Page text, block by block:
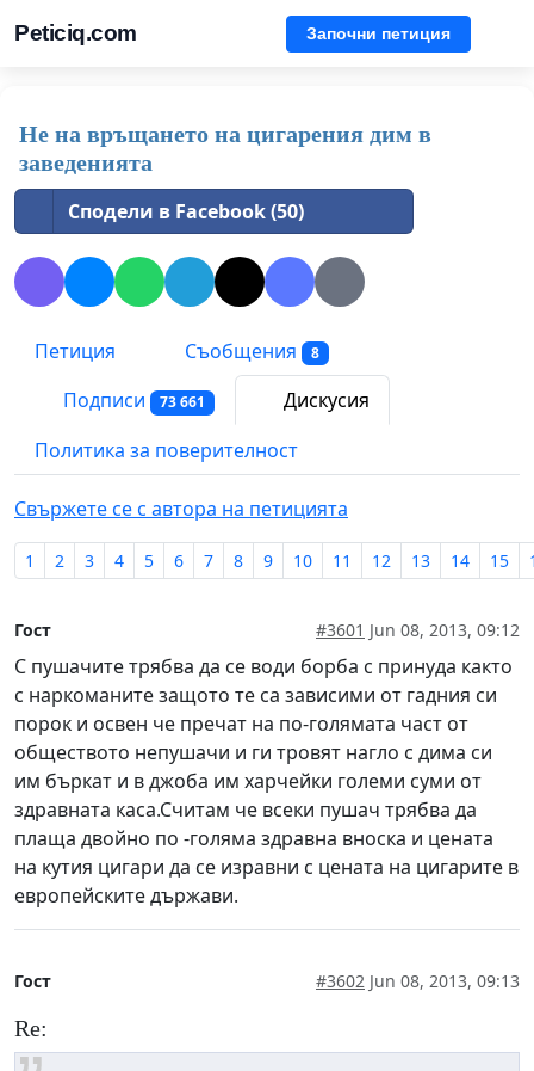
Peticiq.com Започни петиция
Не на връщането на цигарения дим в
заведенията
Сподели в Facebook (50)
Петиция Съобщения 8
Подписи 73 661
Дискусия
Политика за поверителност
Свържете се с автора на петицията
1 2 3 4 5 6 7 8 9 10 11 12 13 14 15
Гост #3601 Jun 08, 2013, 09:12
С пушачите трябва да се води борба с принуда както
с наркоманите защото те са зависими от гадния си
порок и освен че пречат на по-голямата част от
обществото непушачи и ги тровят нагло с дима си
им бъркат и в джоба им харчейки големи суми от
здравната каса.Считам че всеки пушач трябва да
плаща двойно по -голяма здравна вноска и цената
на кутия цигари да се изравни с цената на цигарите в
европейските държави.
Гост #3602 Jun 08, 2013, 09:13
Re: